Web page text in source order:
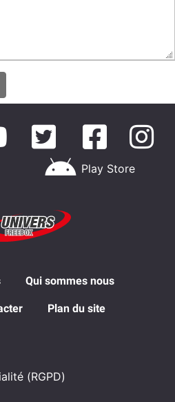
Play Store
Qui sommes nous
Plan du site
(RGPD)